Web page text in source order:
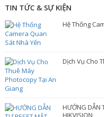
TIN TỨC & SỰ KIỆN
Hệ Thống
Dịch Vụ Cho
HƯỚNG DẪN
HIKVISION